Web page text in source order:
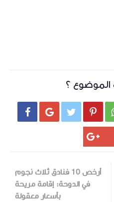
؟
   
أرخص 10 فنادق ثلاث نجوم
في الدوحة: إقامة مريحة
بأسعار معقولة